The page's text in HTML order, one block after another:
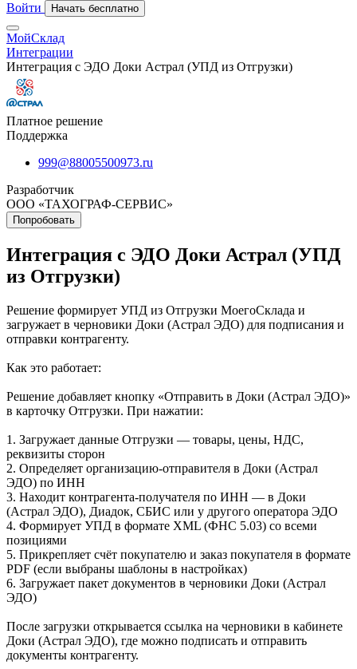
Войти
Начать бесплатно
МойСклад
Интеграции
Интеграция с ЭДО Доки Астрал (УПД из Отгрузки)
Платное решение
Поддержка
999@88005500973.ru
Разработчик
ООО «ТАХОГРАФ-СЕРВИС»
Попробовать
Интеграция с ЭДО Доки Астрал (УПД
из Отгрузки)
Решение формирует УПД из Отгрузки МоегоСклада и
загружает в черновики Доки (Астрал ЭДО) для подписания и
отправки контрагенту.
Как это работает:
Решение добавляет кнопку «Отправить в Доки (Астрал ЭДО)»
в карточку Отгрузки. При нажатии:
1. Загружает данные Отгрузки — товары, цены, НДС,
реквизиты сторон
2. Определяет организацию-отправителя в Доки (Астрал
ЭДО) по ИНН
3. Находит контрагента-получателя по ИНН — в Доки
(Астрал ЭДО), Диадок, СБИС или у другого оператора ЭДО
4. Формирует УПД в формате XML (ФНС 5.03) со всеми
позициями
5. Прикрепляет счёт покупателю и заказ покупателя в формате
PDF (если выбраны шаблоны в настройках)
6. Загружает пакет документов в черновики Доки (Астрал
ЭДО)
После загрузки открывается ссылка на черновики в кабинете
Доки (Астрал ЭДО), где можно подписать и отправить
документы контрагенту.